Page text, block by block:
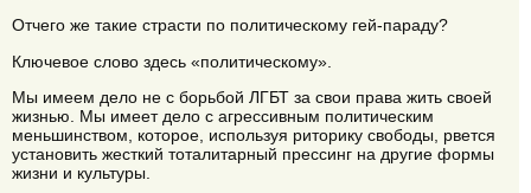
Отчего же такие страсти по политическому гей-параду?
Ключевое слово здесь «политическому».
Мы имеем дело не с борьбой ЛГБТ за свои права жить своей
жизнью. Мы имеет дело с агрессивным политическим
меньшинством, которое, используя риторику свободы, рвется
установить жесткий тоталитарный прессинг на другие формы
жизни и культуры.